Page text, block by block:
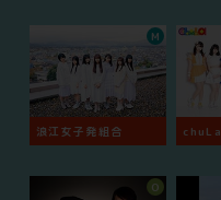
浪江女子発組合
M
chuLa
O